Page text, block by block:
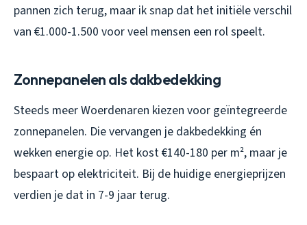
pannen zich terug, maar ik snap dat het initiële verschil
van €1.000-1.500 voor veel mensen een rol speelt.
Zonnepanelen als dakbedekking
Steeds meer Woerdenaren kiezen voor geïntegreerde
zonnepanelen. Die vervangen je dakbedekking én
wekken energie op. Het kost €140-180 per m², maar je
bespaart op elektriciteit. Bij de huidige energieprijzen
verdien je dat in 7-9 jaar terug.